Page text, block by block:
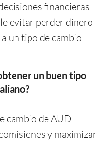
financieras
evitar perder dinero
un tipo de cambio
un buen tipo
cambio de AUD
y maximizar